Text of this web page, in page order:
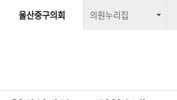
울산중구의회 의원누리집